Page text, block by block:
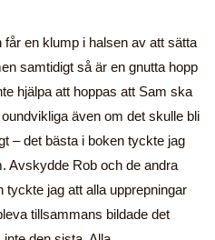
en klump i halsen av att sätta
samtidigt så är en gnutta hopp
hjälpa att hoppas att Sam ska
även om det skulle bli
– det bästa i boken tyckte jag
Avskydde Rob och de andra
tyckte jag att alla upprepningar
tillsammans bildade det